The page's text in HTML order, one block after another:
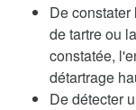
De
de tartre ou
constatée,
détartrage
De détecter